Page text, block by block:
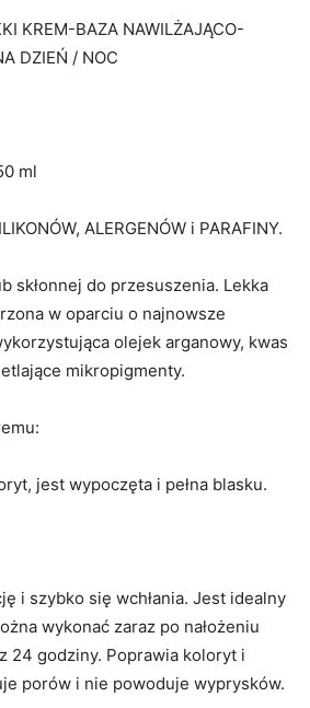
KREM-BAZA NAWILŻAJĄCO-
DZIEŃ / NOC
ml
ALERGENÓW i PARAFINY.
skłonnej do przesuszenia. Lekka
w oparciu o najnowsze
olejek arganowy, kwas
mikropigmenty.
jest wypoczęta i pełna blasku.
i szybko się wchłania. Jest idealny
wykonać zaraz po nałożeniu
24 godziny. Poprawia koloryt i
porów i nie powoduje wyprysków.